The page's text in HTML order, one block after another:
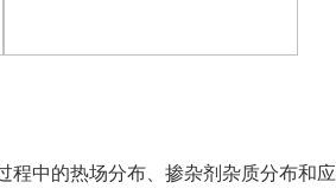
程中的热场分布、掺杂剂杂质分布和应